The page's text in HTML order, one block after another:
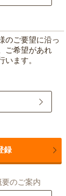
のご要望に沿っ
ご希望があれ
います。
録
のご案内